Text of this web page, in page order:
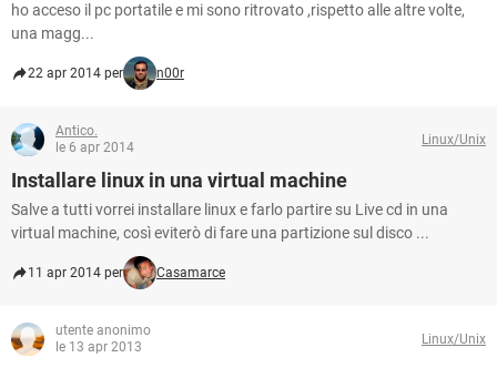
ho acceso il pc portatile e mi sono ritrovato ,rispetto alle altre volte,
una magg...
22 apr 2014 per n00r
Antico.
le 6 apr 2014
Linux/Unix
Installare linux in una virtual machine
Salve a tutti vorrei installare linux e farlo partire su Live cd in una
virtual machine, così eviterò di fare una partizione sul disco ...
11 apr 2014 per Casamarce
utente anonimo
le 13 apr 2013
Linux/Unix